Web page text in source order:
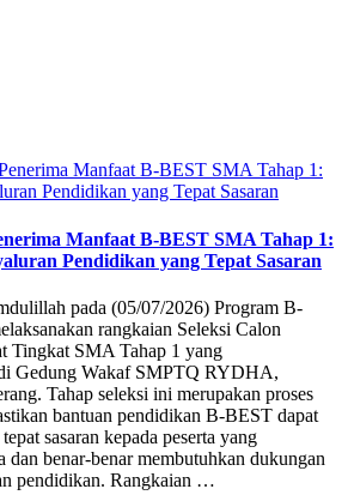
Manfaat B-BEST SMA Tahap 1:
Pendidikan yang Tepat Sasaran
pada (05/07/2026) Program B-
rangkaian Seleksi Calon
Tingkat SMA Tahap 1 yang
Gedung Wakaf SMPTQ RYDHA,
Tahap seleksi ini merupakan proses
bantuan pendidikan B-BEST dapat
sasaran kepada peserta yang
dan benar-benar membutuhkan dukungan
pendidikan. Rangkaian …